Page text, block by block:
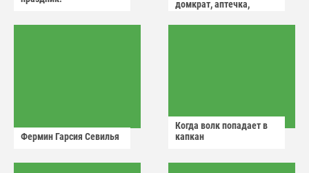
домкрат, аптечка,
Фермин Гарсия Севилья
Когда волк попадает в
капкан